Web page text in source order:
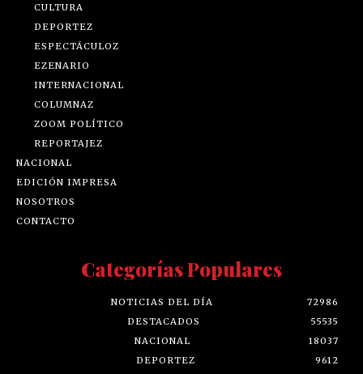
CULTURA
DEPORTEZ
ESPECTÁCULOZ
EZENARIO
INTERNACIONAL
COLUMNAZ
ZOOM POLÍTICO
REPORTAJEZ
NACIONAL
EDICIÓN IMPRESA
NOSOTROS
CONTACTO
Categorías Populares
NOTICIAS DEL DÍA
72986
DESTACADOS
55535
NACIONAL
18037
DEPORTEZ
9612